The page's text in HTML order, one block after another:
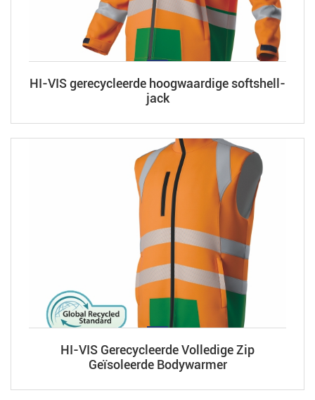
HI-VIS gerecycleerde hoogwaardige softshell-
jack
HI-VIS Gerecycleerde Volledige Zip
Geïsoleerde Bodywarmer